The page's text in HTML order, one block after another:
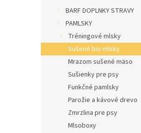
BARF DOPLNKY STRAVY
PAMLSKY
Tréningové mlsky
Sušené bio mlsky
Mrazom sušené mäso
Sušienky pre psy
Funkčné pamlsky
Parožie a kávové drevo
Zmrzlina pre psy
Mlsoboxy